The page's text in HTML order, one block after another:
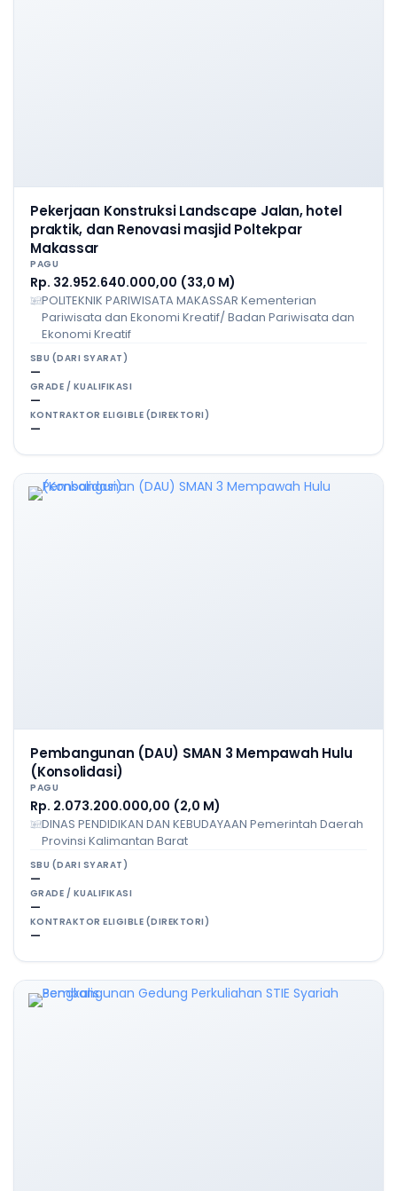
Pekerjaan Konstruksi Landscape Jalan, hotel
praktik, dan Renovasi masjid Poltekpar
Makassar
PAGU
Rp. 32.952.640.000,00 (33,0 M)
POLITEKNIK PARIWISATA MAKASSAR Kementerian
Pariwisata dan Ekonomi Kreatif/ Badan Pariwisata dan
Ekonomi Kreatif
SBU (DARI SYARAT)
—
GRADE / KUALIFIKASI
—
KONTRAKTOR ELIGIBLE (DIREKTORI)
—
Pembangunan (DAU) SMAN 3 Mempawah Hulu
(Konsolidasi)
PAGU
Rp. 2.073.200.000,00 (2,0 M)
DINAS PENDIDIKAN DAN KEBUDAYAAN Pemerintah Daerah
Provinsi Kalimantan Barat
SBU (DARI SYARAT)
—
GRADE / KUALIFIKASI
—
KONTRAKTOR ELIGIBLE (DIREKTORI)
—